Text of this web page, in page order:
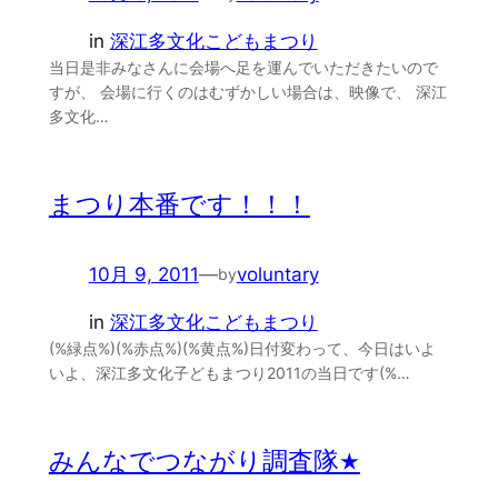
in 深江多文化こどもまつり
当日是非みなさんに会場へ足を運んでいただきたいので
すが、 会場に行くのはむずかしい場合は、映像で、 深江
多文化…
まつり本番です！！！
10月 9, 2011—byvoluntary
in 深江多文化こどもまつり
(%緑点%)(%赤点%)(%黄点%)日付変わって、今日はいよ
いよ、深江多文化子どもまつり2011の当日です(%…
みんなでつながり調査隊★